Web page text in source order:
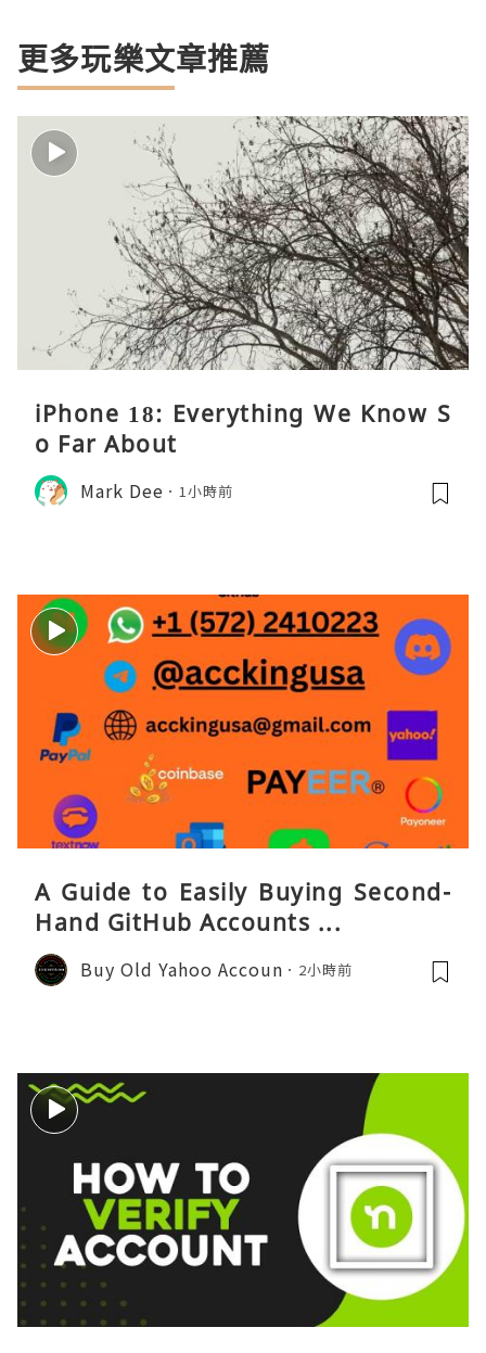
更多玩樂文章推薦
iPhone 18: Everything We Know S
o Far About
Mark Dee 1小時前
A Guide to Easily Buying Second-
Hand GitHub Accounts ...
Buy Old Yahoo Accoun 2小時前